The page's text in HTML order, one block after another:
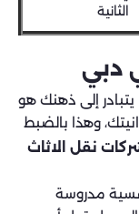
الثانية
دبي
إلى ذهنك هو
وهذا بالضبط
نقل الاثاث
مدروسة